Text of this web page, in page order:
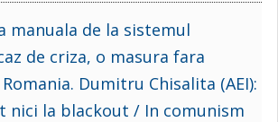
manuala de la sistemul
de criza, o masura fara
Dumitru Chisalita (AEI):
nici la blackout / In comunism